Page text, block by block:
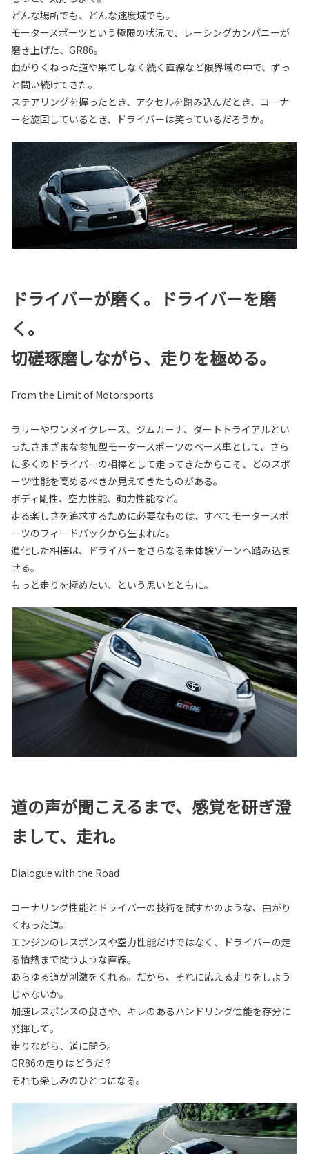
どんな場所でも、どんな速度域でも。
モータースポーツという極限の状況で、レーシングカンパニーが
磨き上げた、GR86。
曲がりくねった道や果てしなく続く直線など限界域の中で、ずっ
と問い続けてきた。
ステアリングを握ったとき、アクセルを踏み込んだとき、コーナ
ーを旋回しているとき、ドライバーは笑っているだろうか。
ドライバーが磨く。ドライバーを磨
く。
切磋琢磨しながら、走りを極める。
From the Limit of Motorsports
ラリーやワンメイクレース、ジムカーナ、ダートトライアルとい
ったさまざまな参加型モータースポーツのベース車として、さら
に多くのドライバーの相棒として走ってきたからこそ、どのスポ
ーツ性能を高めるべきか見えてきたものがある。
ボディ剛性、空力性能、動力性能など。
走る楽しさを追求するために必要なものは、すべてモータースポ
ーツのフィードバックから生まれた。
進化した相棒は、ドライバーをさらなる未体験ゾーンへ踏み込ま
せる。
もっと走りを極めたい、という思いとともに。
道の声が聞こえるまで、感覚を研ぎ澄
まして、走れ。
Dialogue with the Road
コーナリング性能とドライバーの技術を試すかのような、曲がり
くねった道。
エンジンのレスポンスや空力性能だけではなく、ドライバーの走
る情熱まで問うような直線。
あらゆる道が刺激をくれる。だから、それに応える走りをしよう
じゃないか。
加速レスポンスの良さや、キレのあるハンドリング性能を存分に
発揮して。
走りながら、道に問う。
GR86の走りはどうだ？
それも楽しみのひとつになる。